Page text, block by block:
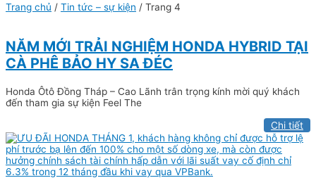
Trang chủ / Tin tức – sự kiện / Trang 4
NĂM MỚI TRẢI NGHIỆM HONDA HYBRID TẠI
CÀ PHÊ BẢO HY SA ĐÉC
Honda Ôtô Đồng Tháp – Cao Lãnh trân trọng kính mời quý khách
đến tham gia sự kiện Feel The
Chi tiết